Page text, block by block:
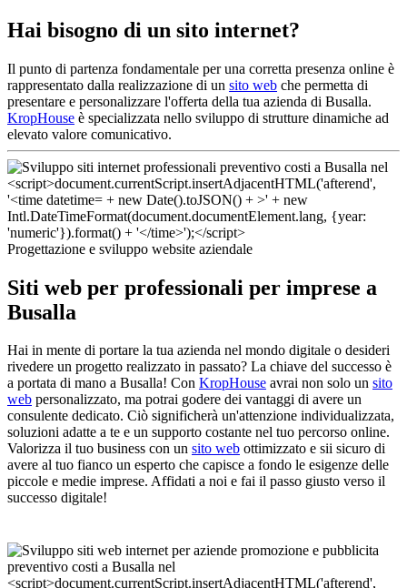
Hai bisogno di un sito internet?
Il punto di partenza fondamentale per una corretta presenza online è
rappresentato dalla realizzazione di un sito web che permetta di
presentare e personalizzare l'offerta della tua azienda di Busalla.
KropHouse è specializzata nello sviluppo di strutture dinamiche ad
elevato valore comunicativo.
Progettazione e sviluppo website aziendale
Siti web per professionali per imprese a
Busalla
Hai in mente di portare la tua azienda nel mondo digitale o desideri
rivedere un progetto realizzato in passato? La chiave del successo è
a portata di mano a Busalla! Con KropHouse avrai non solo un sito
web personalizzato, ma potrai godere dei vantaggi di avere un
consulente dedicato. Ciò significherà un'attenzione individualizzata,
soluzioni adatte a te e un supporto costante nel tuo percorso online.
Valorizza il tuo business con un sito web ottimizzato e sii sicuro di
avere al tuo fianco un esperto che capisce a fondo le esigenze delle
piccole e medie imprese. Affidati a noi e fai il passo giusto verso il
successo digitale!